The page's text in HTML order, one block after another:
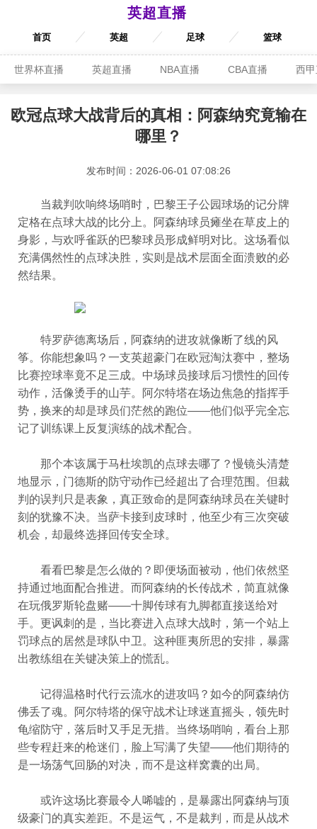
英超直播
首页 英超 足球 篮球
世界杯直播 英超直播 NBA直播 CBA直播 西
欧冠点球大战背后的真相：阿森纳究竟输在
哪里？
发布时间：2026-06-01 07:08:26
当裁判吹响终场哨时，巴黎王子公园球场的记分牌
定格在点球大战的比分上。阿森纳球员瘫坐在草皮上的
身影，与欢呼雀跃的巴黎球员形成鲜明对比。这场看似
充满偶然性的点球决胜，实则是战术层面全面溃败的必
然结果。
特罗萨德离场后，阿森纳的进攻就像断了线的风
筝。你能想象吗？一支英超豪门在欧冠淘汰赛中，整场
比赛控球率竟不足三成。中场球员接球后习惯性的回传
动作，活像烫手的山芋。阿尔特塔在场边焦急的指挥手
势，换来的却是球员们茫然的跑位——他们似乎完全忘
记了训练课上反复演练的战术配合。
那个本该属于马杜埃凯的点球去哪了？慢镜头清楚
地显示，门德斯的防守动作已经超出了合理范围。但裁
判的误判只是表象，真正致命的是阿森纳球员在关键时
刻的犹豫不决。当萨卡接到皮球时，他至少有三次突破
机会，却最终选择回传安全球。
看看巴黎是怎么做的？即便场面被动，他们依然坚
持通过地面配合推进。而阿森纳的长传战术，简直就像
在玩俄罗斯轮盘赌——十脚传球有九脚都直接送给对
手。更讽刺的是，当比赛进入点球大战时，第一个站上
罚球点的居然是球队中卫。这种匪夷所思的安排，暴露
出教练组在关键决策上的慌乱。
记得温格时代行云流水的进攻吗？如今的阿森纳仿
佛丢了魂。阿尔特塔的保守战术让球迷直摇头，领先时
龟缩防守，落后时又手足无措。当终场哨响，看台上那
些专程赶来的枪迷们，脸上写满了失望——他们期待的
是一场荡气回肠的对决，而不是这样窝囊的出局。
或许这场比赛最令人唏嘘的，是暴露出阿森纳与顶
级豪门的真实差距。不是运气，不是裁判，而是从战术